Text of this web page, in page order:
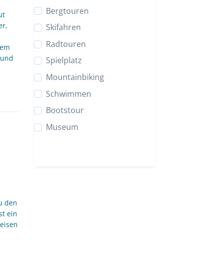
den
ein
Bergtouren
Skifahren
Radtouren
Spielplatz
Mountainbiking
Schwimmen
Bootstour
Museum